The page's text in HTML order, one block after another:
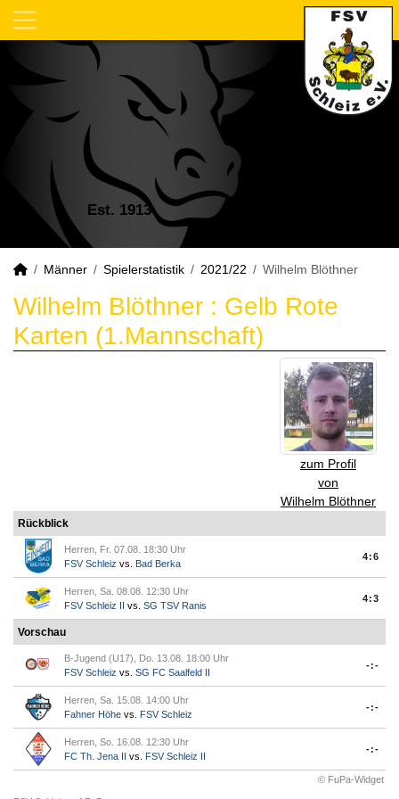
Est. 1913
Männer Spielerstatistik 2021/22 Wilhelm Blöthner
Wilhelm Blöthner : Gelb Rote
Karten (1.Mannschaft)
zum Profil
von
Wilhelm Blöthner
Rückblick
Herren, Fr. 07.08. 18:30 Uhr
FSV Schleiz vs. Bad Berka
4:6
Herren, Sa. 08.08. 12:30 Uhr
FSV Schleiz II vs. SG TSV Ranis
4:3
Vorschau
B-Jugend (U17), Do. 13.08. 18:00 Uhr
FSV Schleiz vs. SG FC Saalfeld II
-:-
Herren, Sa. 15.08. 14:00 Uhr
Fahner Höhe vs. FSV Schleiz
-:-
Herren, So. 16.08. 12:30 Uhr
FC Th. Jena II vs. FSV Schleiz II
-:-
© FuPa-Widget